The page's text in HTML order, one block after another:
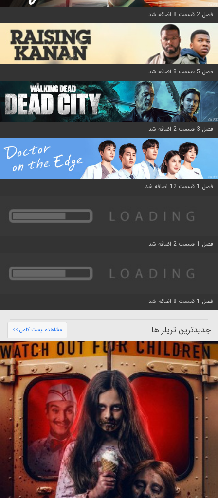
فصل 2 قسمت 8 اضافه شد
فصل 5 قسمت 8 اضافه شد
فصل 3 قسمت 2 اضافه شد
فصل 1 قسمت 12 اضافه شد
فصل 1 قسمت 2 اضافه شد
فصل 1 قسمت 8 اضافه شد
جدیدترین تریلر ها مشاهده لیست کامل >>